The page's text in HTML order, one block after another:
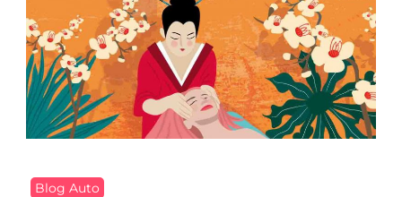
Blog Auto